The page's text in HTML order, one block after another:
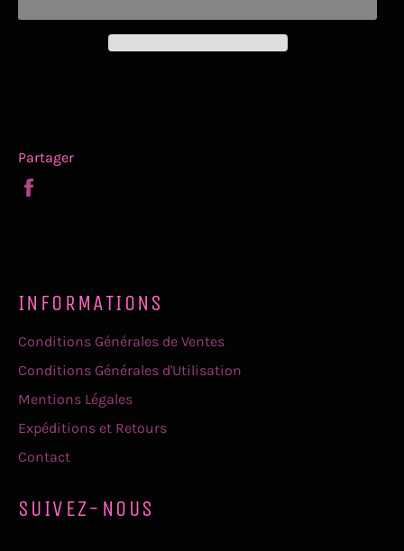
Partager
INFORMATIONS
Conditions Générales de Ventes
Conditions Générales d'Utilisation
Mentions Légales
Expéditions et Retours
Contact
SUIVEZ-NOUS